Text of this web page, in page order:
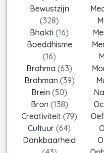
Bewustzijn
(328)
Bhakti (16)
Boeddhisme
(16)
Brahma (63)
Brahman (39)
Brein (50)
Bron (138)
Creativiteit (79)
Cultuur (64)
Dankbaarheid